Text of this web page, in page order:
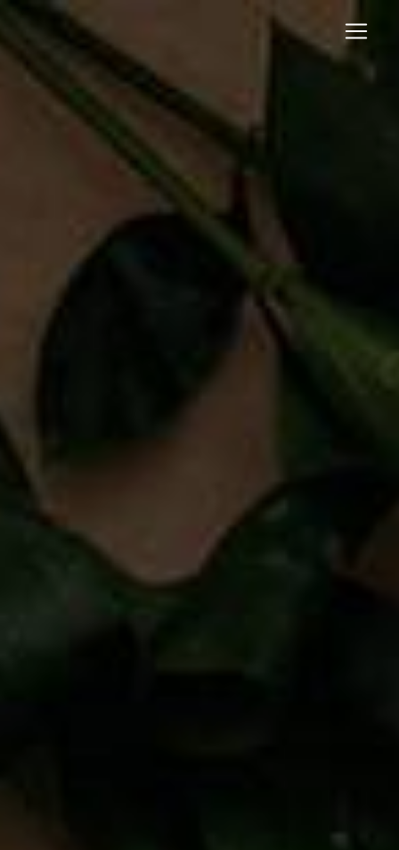
Panneau de gestion des cookies